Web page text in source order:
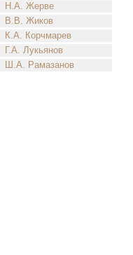
Н.А. Жерве
В.В. Жиков
К.А. Корчмарев
Г.А. Лукьянов
Ш.А. Рамазанов